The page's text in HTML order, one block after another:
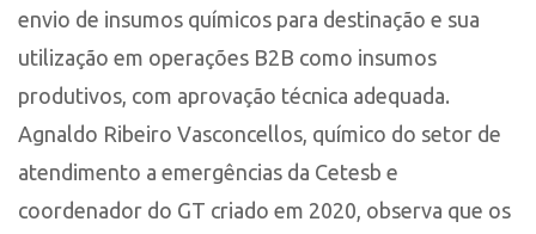
envio de insumos químicos para destinação e sua
utilização em operações B2B como insumos
produtivos, com aprovação técnica adequada.
Agnaldo Ribeiro Vasconcellos, químico do setor de
atendimento a emergências da Cetesb e
coordenador do GT criado em 2020, observa que os